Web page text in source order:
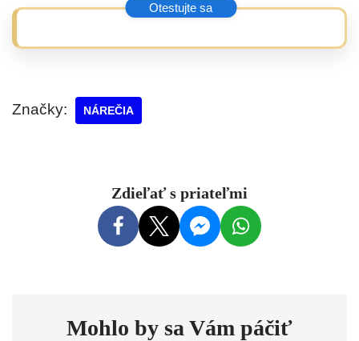
Značky: NÁREČIA
Zdieľať s priateľmi
Mohlo by sa Vám páčiť